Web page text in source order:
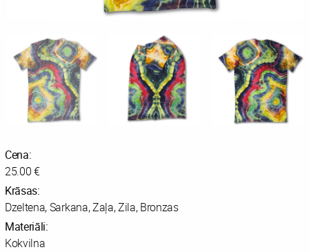
Cena:
25.00 €
Krāsas:
Dzeltena, Sarkana, Zaļa, Zila, Bronzas
Materiāli:
Kokvilna